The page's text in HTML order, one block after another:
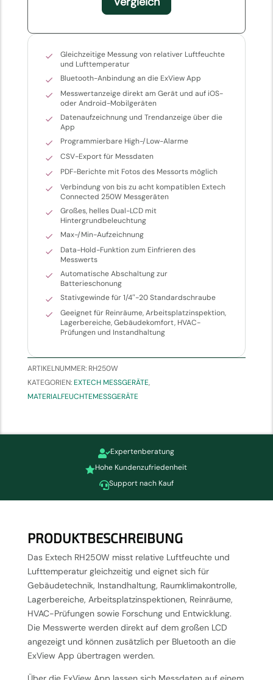
Gleichzeitige Messung von relativer Luftfeuchte
und Lufttemperatur
Bluetooth-Anbindung an die ExView App
Messwertanzeige direkt am Gerät und auf iOS-
oder Android-Mobilgeräten
Datenaufzeichnung und Trendanzeige über die
App
Programmierbare High-/Low-Alarme
CSV-Export für Messdaten
PDF-Berichte mit Fotos des Messorts möglich
Verbindung von bis zu acht kompatiblen Extech
Connected 250W Messgeräten
Großes, helles Dual-LCD mit
Hintergrundbeleuchtung
Max-/Min-Aufzeichnung
Data-Hold-Funktion zum Einfrieren des
Messwerts
Automatische Abschaltung zur
Batterieschonung
Stativgewinde für 1/4″-20 Standardschraube
Geeignet für Reinräume, Arbeitsplatzinspektion,
Lagerbereiche, Gebäudekomfort, HVAC-
Prüfungen und Instandhaltung
ARTIKELNUMMER: RH250W
KATEGORIEN:EXTECH MESSGERÄTE,
MATERIALFEUCHTEMESSGERÄTE
Expertenberatung
Hohe Kundenzufriedenheit
Support nach Kauf
PRODUKTBESCHREIBUNG
Das Extech RH250W misst relative Luftfeuchte und
Lufttemperatur gleichzeitig und eignet sich für
Gebäudetechnik, Instandhaltung, Raumklimakontrolle,
Lagerbereiche, Arbeitsplatzinspektionen, Reinräume,
HVAC-Prüfungen sowie Forschung und Entwicklung.
Die Messwerte werden direkt auf dem großen LCD
angezeigt und können zusätzlich per Bluetooth an die
ExView App übertragen werden.